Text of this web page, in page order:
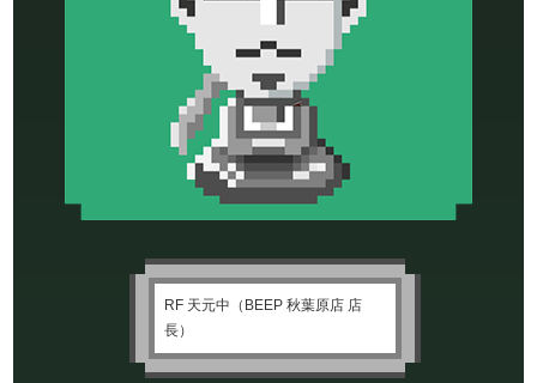
RF 天元中（BEEP 秋葉原店 店
長）